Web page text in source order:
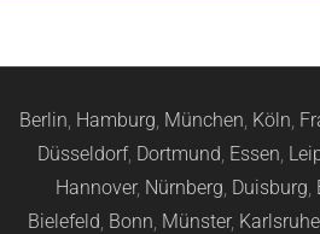
Berlin, Hamburg, München, Köln,
Düsseldorf, Dortmund, Essen,
Hannover, Nürnberg, Duisburg,
Bielefeld, Bonn, Münster, Karlsruhe